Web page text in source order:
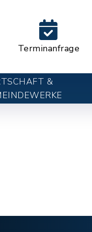
Terminanfrage
&